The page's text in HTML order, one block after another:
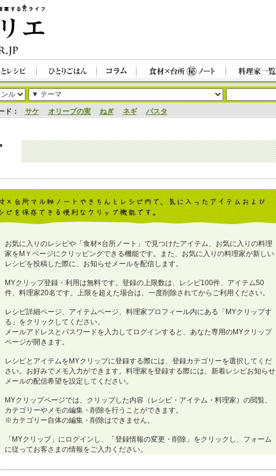
ド： サケ オリーブの実 ねぎ ネギ パスタ
お気に入りのレシピや「食材×台所ノート」で見つけたアイテム、お気に入りの料理
家をMＹページにクリッピングできる機能です。また、お気に入りの料理家が新しい
レシピを投稿した際に、お知らせメールを配信します。
MYクリップ登録・利用は無料です。登録の上限数は、レシピ100件、アイテム50
件、料理家20名です。上限を超えた場合は、一度削除されてからご利用ください。
レシピ詳細ページ、アイテムページ、料理家プロフィール内にある「MYクリップす
る」をクリックしてください。
メールアドレスとパスワードを入力してログインすると、あなた専用のMYクリップ
ページが開きます。
レシピとアイテムをMYクリップに登録する際には、登録カテゴリーを選択してくだ
さい。お好みでメモ入力ができます。料理家を登録する際には、新着レシピお知らせ
メールの配信希望を設定してください。
MYクリップページでは、クリップした内容（レシピ・アイテム・料理家）の閲覧、
カテゴリーやメモの編集・削除を行うことができます。
※カテゴリー自体の編集・削除はできません。
「MYクリップ」にログインし、「登録情報の変更・削除」をクリックし、フォーム
に従ってお客さまの情報をご入力ください。